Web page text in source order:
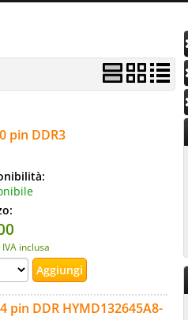
pin DDR3
IVA inclusa
pin DDR HYMD132645A8-